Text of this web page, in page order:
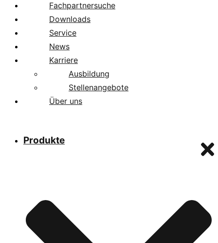
Fachpartnersuche
Downloads
Service
News
Karriere
Ausbildung
Stellenangebote
Über uns
Produkte